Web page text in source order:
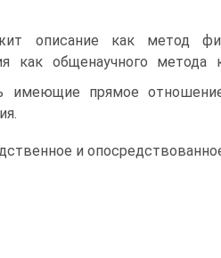
описание как метод
как общенаучного метода
прямое
и